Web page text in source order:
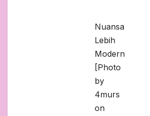
Nuansa
Lebih
Modern
[Photo
by
4murs
on